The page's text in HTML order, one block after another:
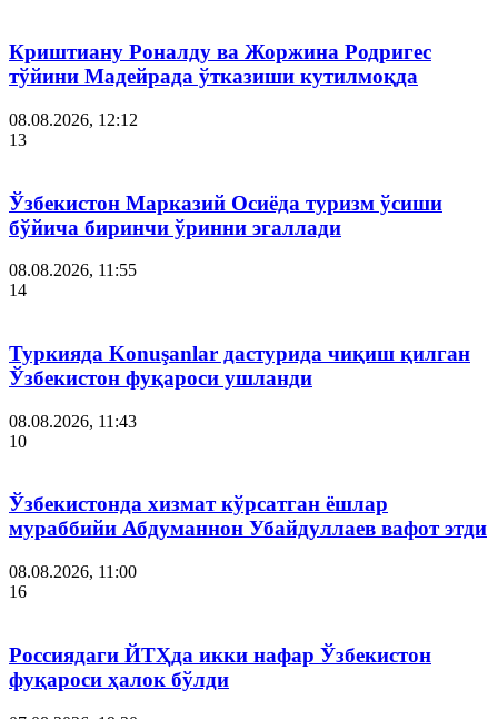
Криштиану Роналду ва Жоржина Родригес
тўйини Мадейрада ўтказиши кутилмоқда
08.08.2026, 12:12
13
Ўзбекистон Марказий Осиёда туризм ўсиши
бўйича биринчи ўринни эгаллади
08.08.2026, 11:55
14
Туркияда Konuşanlar дастурида чиқиш қилган
Ўзбекистон фуқароси ушланди
08.08.2026, 11:43
10
Ўзбекистонда хизмат кўрсатган ёшлар
мураббийи Абдуманнон Убайдуллаев вафот этди
08.08.2026, 11:00
16
Россиядаги ЙТҲда икки нафар Ўзбекистон
фуқароси ҳалок бўлди